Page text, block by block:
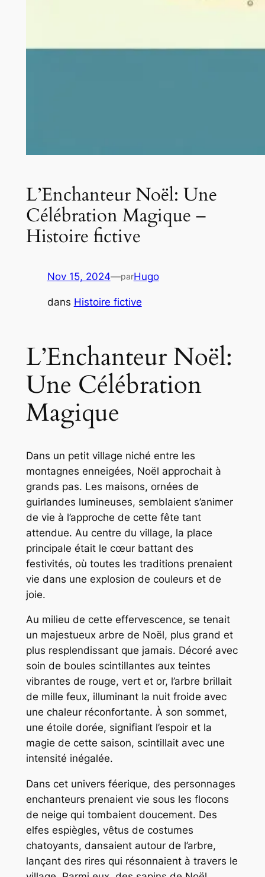
L’Enchanteur Noël: Une
Célébration Magique –
Histoire fictive
Nov 15, 2024—parHugo
dans Histoire fictive
L’Enchanteur Noël:
Une Célébration
Magique
Dans un petit village niché entre les
montagnes enneigées, Noël approchait à
grands pas. Les maisons, ornées de
guirlandes lumineuses, semblaient s’animer
de vie à l’approche de cette fête tant
attendue. Au centre du village, la place
principale était le cœur battant des
festivités, où toutes les traditions prenaient
vie dans une explosion de couleurs et de
joie.
Au milieu de cette effervescence, se tenait
un majestueux arbre de Noël, plus grand et
plus resplendissant que jamais. Décoré avec
soin de boules scintillantes aux teintes
vibrantes de rouge, vert et or, l’arbre brillait
de mille feux, illuminant la nuit froide avec
une chaleur réconfortante. À son sommet,
une étoile dorée, signifiant l’espoir et la
magie de cette saison, scintillait avec une
intensité inégalée.
Dans cet univers féerique, des personnages
enchanteurs prenaient vie sous les flocons
de neige qui tombaient doucement. Des
elfes espiègles, vêtus de costumes
chatoyants, dansaient autour de l’arbre,
lançant des rires qui résonnaient à travers le